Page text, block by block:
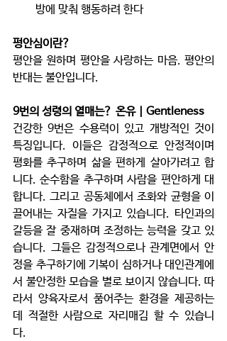
방에 맞춰 행동하려 한다
펑안심이란?
평안을 원하며 평안을 사랑하는 마음. 평안의
반대는 불안입니다.
9번의 성령의 열매는? 온유 | Gentleness
건강한 9번은 수용력이 있고 개방적인 것이
특징입니다. 이들은 감정적으로 안정적이며
평화를 추구하며 삶을 편하게 살아가려고 합
니다. 순수함을 추구하며 사람을 편안하게 대
합니다. 그리고 공동체에서 조화와 균형을 이
끌어내는 자질을 가지고 있습니다. 타인과의
갈등을 잘 중재하며 조정하는 능력을 갖고 있
습니다. 그들은 감정적으로나 관계면에서 안
정을 추구하기에 기복이 심하거나 대인관계에
서 불안정한 모습을 별로 보이지 않습니다. 따
라서 양육자로서 품어주는 환경을 제공하는
데 적절한 사람으로 자리매김 할 수 있습니
다.